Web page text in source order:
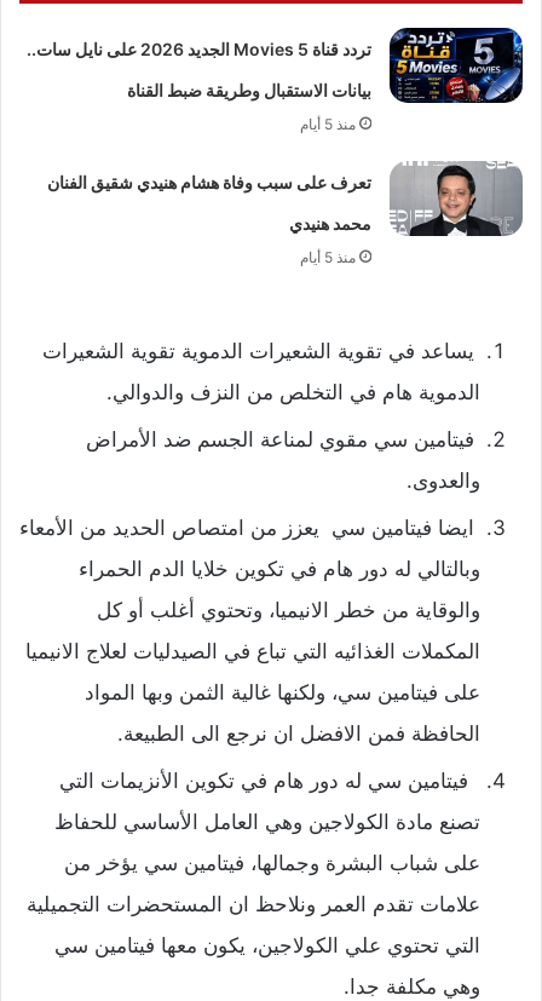
تردد قناة 5 Movies الجديد 2026 على نايل سات..
بيانات الاستقبال وطريقة ضبط القناة
منذ 5 أيام
تعرف على سبب وفاة هشام هنيدي شقيق الفنان
محمد هنيدي
منذ 5 أيام
يساعد في تقوية الشعيرات الدموية تقوية الشعيرات
الدموية هام في التخلص من النزف والدوالي.
فيتامين سي مقوي لمناعة الجسم ضد الأمراض
والعدوى.
ايضا فيتامين سي يعزز من امتصاص الحديد من الأمعاء
وبالتالي له دور هام في تكوين خلايا الدم الحمراء
والوقاية من خطر الانيميا، وتحتوي أغلب أو كل
المكملات الغذائيه التي تباع في الصيدليات لعلاج الانيميا
على فيتامين سي، ولكنها غالية الثمن وبها المواد
الحافظة فمن الافضل ان نرجع الى الطبيعة.
فيتامين سي له دور هام في تكوين الأنزيمات التي
تصنع مادة الكولاجين وهي العامل الأساسي للحفاظ
على شباب البشرة وجمالها، فيتامين سي يؤخر من
علامات تقدم العمر ونلاحظ ان المستحضرات التجميلية
التي تحتوي علي الكولاجين، يكون معها فيتامين سي
وهي مكلفة جدا.